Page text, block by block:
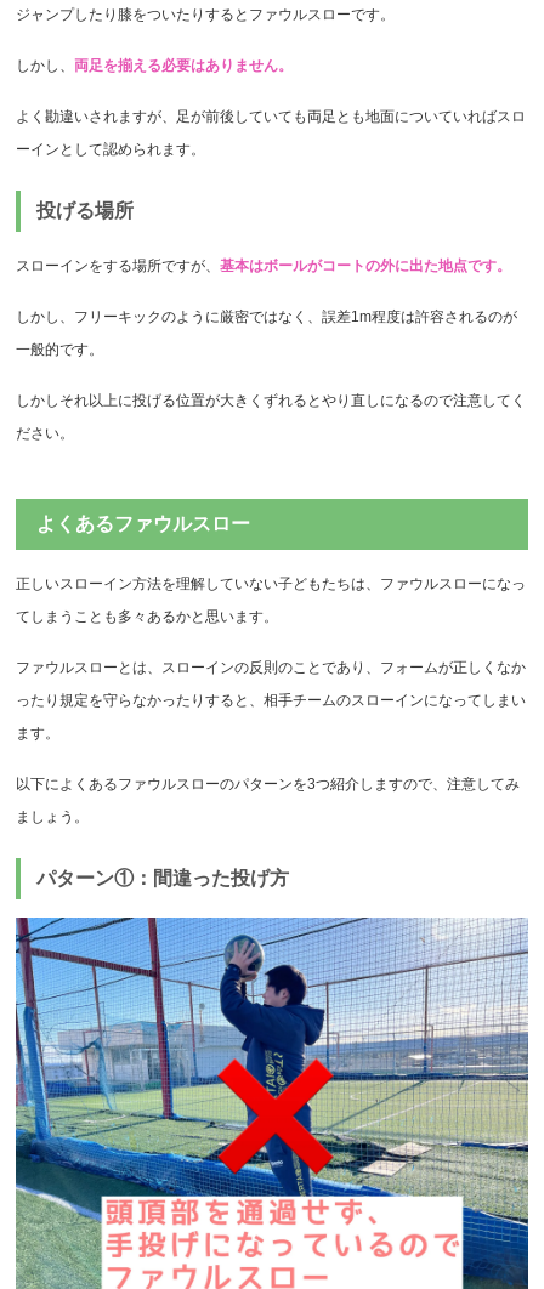
ジャンプしたり膝をついたりするとファウルスローです。
しかし、両足を揃える必要はありません。
よく勘違いされますが、足が前後していても両足とも地面についていればスロ
ーインとして認められます。
投げる場所
スローインをする場所ですが、基本はボールがコートの外に出た地点です。
しかし、フリーキックのように厳密ではなく、誤差1m程度は許容されるのが
一般的です。
しかしそれ以上に投げる位置が大きくずれるとやり直しになるので注意してく
ださい。
よくあるファウルスロー
正しいスローイン方法を理解していない子どもたちは、ファウルスローになっ
てしまうことも多々あるかと思います。
ファウルスローとは、スローインの反則のことであり、フォームが正しくなか
ったり規定を守らなかったりすると、相手チームのスローインになってしまい
ます。
以下によくあるファウルスローのパターンを3つ紹介しますので、注意してみ
ましょう。
パターン①：間違った投げ方